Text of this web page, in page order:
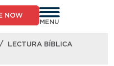
NOW
MENU
/
LECTURA BÍBLICA